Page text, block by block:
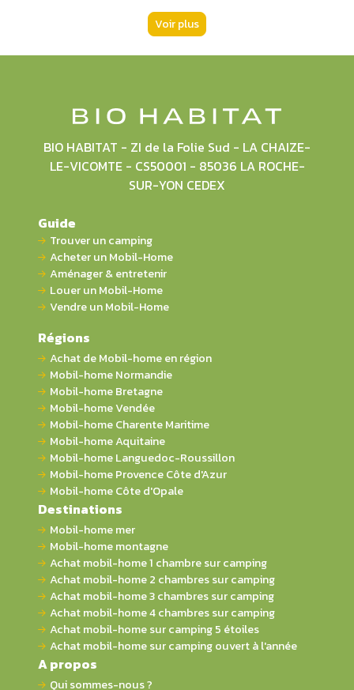
Voir plus
BIO HABITAT - ZI de la Folie Sud - LA CHAIZE-
LE-VICOMTE - CS50001 - 85036 LA ROCHE-
SUR-YON CEDEX
Guide
Trouver un camping
Acheter un Mobil-Home
Aménager & entretenir
Louer un Mobil-Home
Vendre un Mobil-Home
Régions
Achat de Mobil-home en région
Mobil-home Normandie
Mobil-home Bretagne
Mobil-home Vendée
Mobil-home Charente Maritime
Mobil-home Aquitaine
Mobil-home Languedoc-Roussillon
Mobil-home Provence Côte d'Azur
Mobil-home Côte d'Opale
Destinations
Mobil-home mer
Mobil-home montagne
Achat mobil-home 1 chambre sur camping
Achat mobil-home 2 chambres sur camping
Achat mobil-home 3 chambres sur camping
Achat mobil-home 4 chambres sur camping
Achat mobil-home sur camping 5 étoiles
Achat mobil-home sur camping ouvert à l'année
A propos
Qui sommes-nous ?